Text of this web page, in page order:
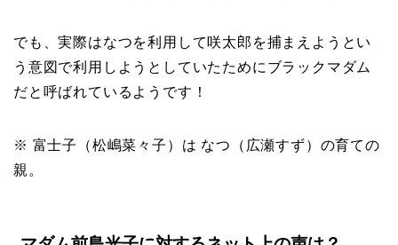
でも、実際はなつを利用して咲太郎を捕まえようとい
う意図で利用しようとしていたためにブラックマダム
だと呼ばれているようです！
※ 富士子（松嶋菜々子）は なつ（広瀬すず）の育ての
親。